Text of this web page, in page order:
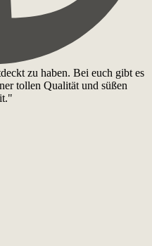
zu haben. Bei euch gibt es
tollen Qualität und süßen